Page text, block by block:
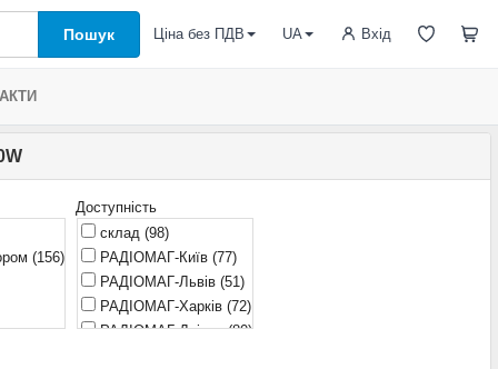
Пошук Вхід
Ціна без ПДВ UA
(156)
Доступність
склад (98)
РАДІОМАГ-Київ (77)
РАДІОМАГ-Львів (51)
РАДІОМАГ-Харків (72)
РАДІОМАГ-Дніпро(80)